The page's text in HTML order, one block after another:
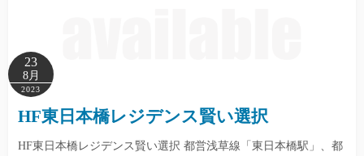
23
8月
2023
HF東日本橋レジデンス賢い選択
HF東日本橋レジデンス賢い選択 都営浅草線「東日本橋駅」、都